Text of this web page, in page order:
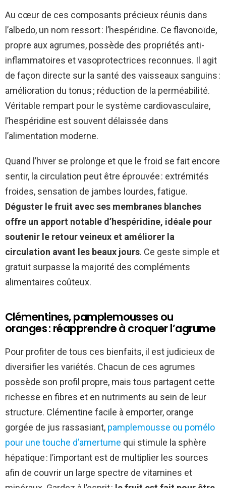
Au cœur de ces composants précieux réunis dans
l’albedo, un nom ressort : l’hespéridine. Ce flavonoïde,
propre aux agrumes, possède des propriétés anti-
inflammatoires et vasoprotectrices reconnues. Il agit
de façon directe sur la santé des vaisseaux sanguins :
amélioration du tonus ; réduction de la perméabilité.
Véritable rempart pour le système cardiovasculaire,
l’hespéridine est souvent délaissée dans
l’alimentation moderne.
Quand l’hiver se prolonge et que le froid se fait encore
sentir, la circulation peut être éprouvée : extrémités
froides, sensation de jambes lourdes, fatigue.
Déguster le fruit avec ses membranes blanches
offre un apport notable d’hespéridine, idéale pour
soutenir le retour veineux et améliorer la
circulation avant les beaux jours. Ce geste simple et
gratuit surpasse la majorité des compléments
alimentaires coûteux.
Clémentines, pamplemousses ou
oranges : réapprendre à croquer l’agrume
Pour profiter de tous ces bienfaits, il est judicieux de
diversifier les variétés. Chacun de ces agrumes
possède son profil propre, mais tous partagent cette
richesse en fibres et en nutriments au sein de leur
structure. Clémentine facile à emporter, orange
gorgée de jus rassasiant, pamplemousse ou pomélo
pour une touche d’amertume qui stimule la sphère
hépatique : l’important est de multiplier les sources
afin de couvrir un large spectre de vitamines et